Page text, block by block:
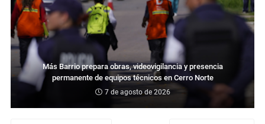
Más Barrio prepara obras, videovigilancia y presencia
permanente de equipos técnicos en Cerro Norte
7 de agosto de 2026